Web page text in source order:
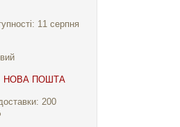
11 серпня
НОВА ПОШТА
200